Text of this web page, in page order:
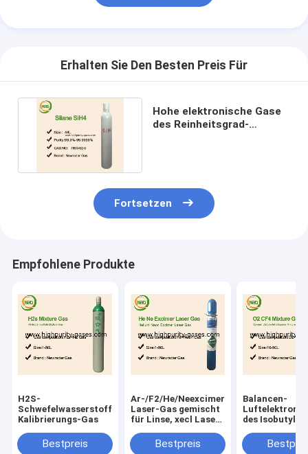
Erhalten Sie Den Besten Preis Für
Hohe elektronische Gase
des Reinheitsgrad-
Fortsetzen
Empfohlene Produkte
H2S-
Schwefelwasserstoff-
Kalibrierungs-Gas
Bestpreis
Ar-/F2/He/Neexcimer-
Laser-Gas gemischt
für Linse, xecl Laser-
produzierend
Bestpreis
Balancen-
des
100 PPMs